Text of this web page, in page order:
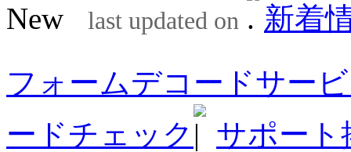
last updated on
新着
フォームデコードサー
ードチェック
サポート